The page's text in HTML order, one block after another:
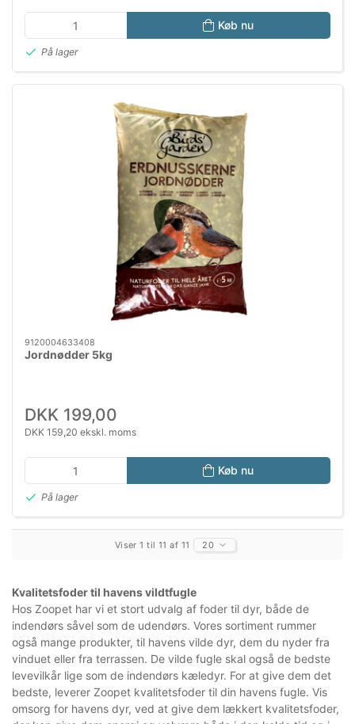
Køb nu
På lager
9120004633408
Jordnødder 5kg
DKK 199,00
DKK 159,20 ekskl. moms
Køb nu
På lager
Viser 1 til 11 af 11 20
Kvalitetsfoder til havens vildtfugle
Hos Zoopet har vi et stort udvalg af foder til dyr, både de
indendørs såvel som de udendørs. Vores sortiment rummer
også mange produkter, til havens vilde dyr, dem du nyder fra
vinduet eller fra terrassen. De vilde fugle skal også de bedste
levevilkår lige som de indendørs kæledyr. For at give dem det
bedste, leverer Zoopet kvalitetsfoder til din havens fugle. Vis
omsorg for havens dyr, ved at give dem lækkert kvalitetsfoder,